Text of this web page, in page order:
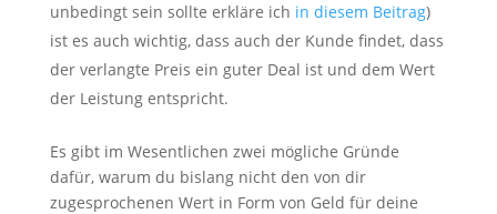
unbedingt sein sollte erkläre ich in diesem Beitrag)
ist es auch wichtig, dass auch der Kunde findet, dass
der verlangte Preis ein guter Deal ist und dem Wert
der Leistung entspricht.
Es gibt im Wesentlichen zwei mögliche Gründe
dafür, warum du bislang nicht den von dir
zugesprochenen Wert in Form von Geld für deine